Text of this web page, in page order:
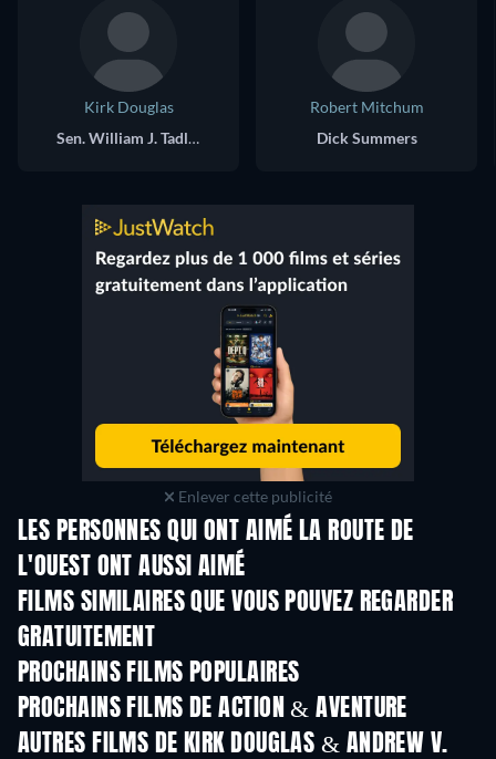
Kirk Douglas
Sen. William J. Tadlock
Robert Mitchum
Dick Summers
Enlever cette publicité
LES PERSONNES QUI ONT AIMÉ LA ROUTE DE
L'OUEST ONT AUSSI AIMÉ
FILMS SIMILAIRES QUE VOUS POUVEZ REGARDER
GRATUITEMENT
PROCHAINS FILMS POPULAIRES
PROCHAINS FILMS DE ACTION & AVENTURE
AUTRES FILMS DE KIRK DOUGLAS & ANDREW V.